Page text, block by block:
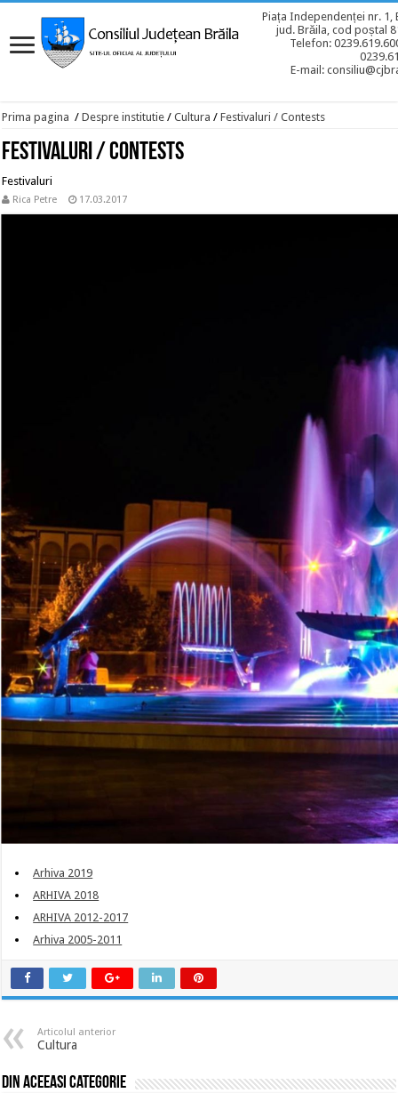
Piața Independenței nr. 1,
jud. Brăila, cod poștal
Telefon:
E-mail:
Prima pagina / Despre institutie / Cultura / Festivaluri / Contests
Festivaluri / Contests
Festivaluri
Rica Petre 17.03.2017
Arhiva 2019
ARHIVA 2018
ARHIVA 2012-2017
Arhiva 2005-2011
Articolul anterior
Cultura
Din aceeasi categorie